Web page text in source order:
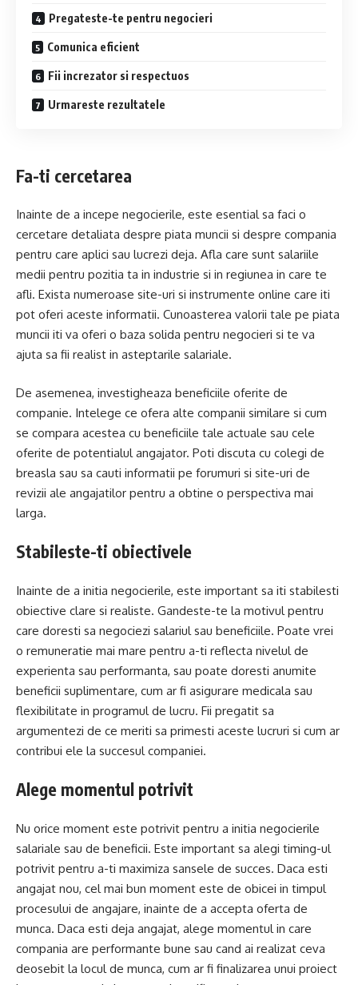
Pregateste-te pentru negocieri
Comunica eficient
Fii increzator si respectuos
Urmareste rezultatele
Fa-ti cercetarea
Inainte de a incepe negocierile, este esential sa faci o
cercetare detaliata despre piata muncii si despre compania
pentru care aplici sau lucrezi deja. Afla care sunt salariile
medii pentru pozitia ta in industrie si in regiunea in care te
afli. Exista numeroase site-uri si instrumente online care iti
pot oferi aceste informatii. Cunoasterea valorii tale pe piata
muncii iti va oferi o baza solida pentru negocieri si te va
ajuta sa fii realist in asteptarile salariale.
De asemenea, investigheaza beneficiile oferite de
companie. Intelege ce ofera alte companii similare si cum
se compara acestea cu beneficiile tale actuale sau cele
oferite de potentialul angajator. Poti discuta cu colegi de
breasla sau sa cauti informatii pe forumuri si site-uri de
revizii ale angajatilor pentru a obtine o perspectiva mai
larga.
Stabileste-ti obiectivele
Inainte de a initia negocierile, este important sa iti stabilesti
obiective clare si realiste. Gandeste-te la motivul pentru
care doresti sa negociezi salariul sau beneficiile. Poate vrei
o remuneratie mai mare pentru a-ti reflecta nivelul de
experienta sau performanta, sau poate doresti anumite
beneficii suplimentare, cum ar fi asigurare medicala sau
flexibilitate in programul de lucru. Fii pregatit sa
argumentezi de ce meriti sa primesti aceste lucruri si cum ar
contribui ele la succesul companiei.
Alege momentul potrivit
Nu orice moment este potrivit pentru a initia negocierile
salariale sau de beneficii. Este important sa alegi timing-ul
potrivit pentru a-ti maximiza sansele de succes. Daca esti
angajat nou, cel mai bun moment este de obicei in timpul
procesului de angajare, inainte de a accepta oferta de
munca. Daca esti deja angajat, alege momentul in care
compania are performante bune sau cand ai realizat ceva
deosebit la locul de munca, cum ar fi finalizarea unui proiect